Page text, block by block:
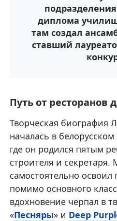
диплома
там создал
ставший
Путь от ресторанов
Творческая биография
началась в
где он родился пятым
строителя и секретаря.
самостоятельно
помимо основного
вдохновение черпал в
«Песняры» и Deep